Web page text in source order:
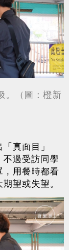
。（圖：橙新
真面目」
過受訪同學
用餐時都看
望或失望。